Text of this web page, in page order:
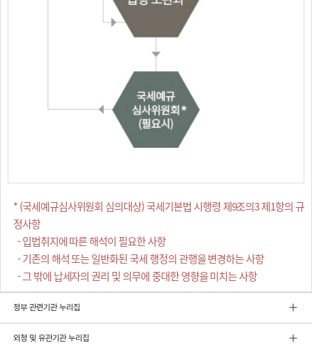
* (국세예규심사위원회 심의대상) 국세기본법 시행령 제9조의3 제1항의 규
정사항
- 입법취지에 따른 해석이 필요한 사항
- 기존의 해석 또는 일반화된 국세 행정의 관행을 변경하는 사항
- 그 밖에 납세자의 권리 및 의무에 중대한 영향을 미치는 사항
정부 관련기관 누리집
외청 및 유관기관 누리집